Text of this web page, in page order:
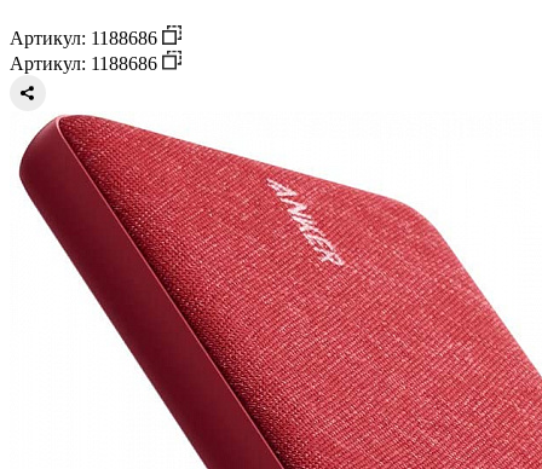
Артикул: 1188686
Артикул: 1188686